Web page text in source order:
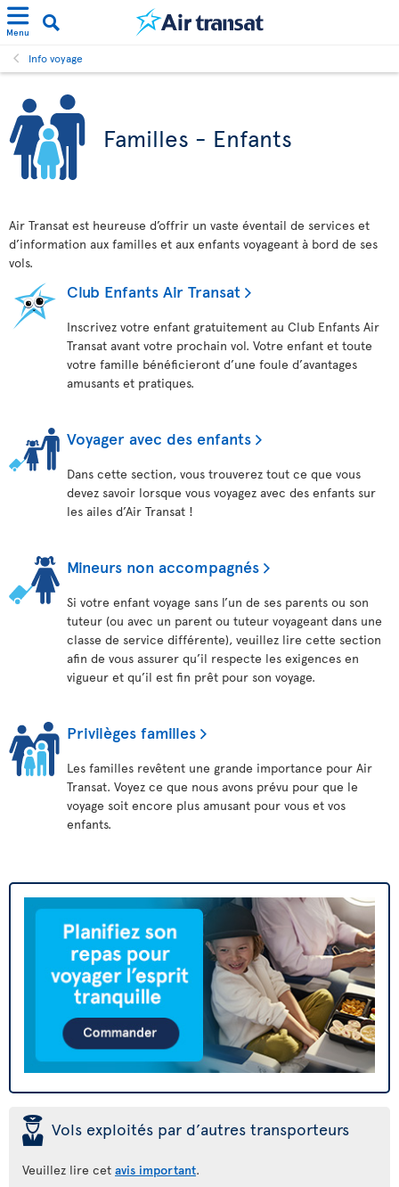
Menu
Info voyage
Familles - Enfants
Air Transat est heureuse d’offrir un vaste éventail de services et
d’information aux familles et aux enfants voyageant à bord de ses
vols.
Club Enfants Air Transat
Inscrivez votre enfant gratuitement au Club Enfants Air
Transat avant votre prochain vol. Votre enfant et toute
votre famille bénéficieront d’une foule d’avantages
amusants et pratiques.
Voyager avec des enfants
Dans cette section, vous trouverez tout ce que vous
devez savoir lorsque vous voyagez avec des enfants sur
les ailes d’Air Transat !
Mineurs non accompagnés
Si votre enfant voyage sans l’un de ses parents ou son
tuteur (ou avec un parent ou tuteur voyageant dans une
classe de service différente), veuillez lire cette section
afin de vous assurer qu’il respecte les exigences en
vigueur et qu’il est fin prêt pour son voyage.
Privilèges familles
Les familles revêtent une grande importance pour Air
Transat. Voyez ce que nous avons prévu pour que le
voyage soit encore plus amusant pour vous et vos
enfants.
þ Vols exploités par d’autres transporteurs
Veuillez lire cet avis important.